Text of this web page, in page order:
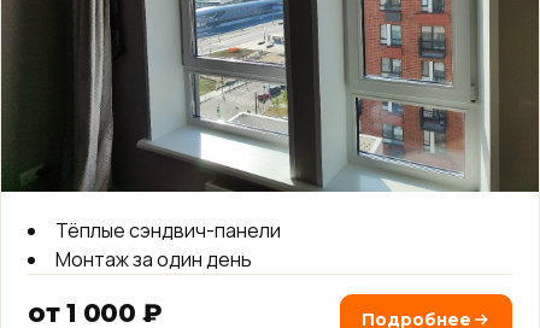
Тёплые сэндвич-панели
Монтаж за один день
от 1 000 ₽ Подробнее